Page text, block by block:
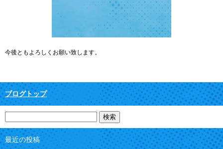
今後ともよろしくお願い致します。
ブログトップ
最近の投稿